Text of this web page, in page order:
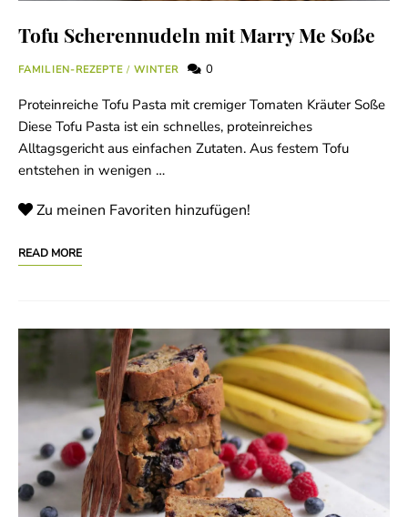
Tofu Scherennudeln mit Marry Me Soße
FAMILIEN-REZEPTE / WINTER 0
Proteinreiche Tofu Pasta mit cremiger Tomaten Kräuter Soße
Diese Tofu Pasta ist ein schnelles, proteinreiches
Alltagsgericht aus einfachen Zutaten. Aus festem Tofu
entstehen in wenigen …
Zu meinen Favoriten hinzufügen!
READ MORE